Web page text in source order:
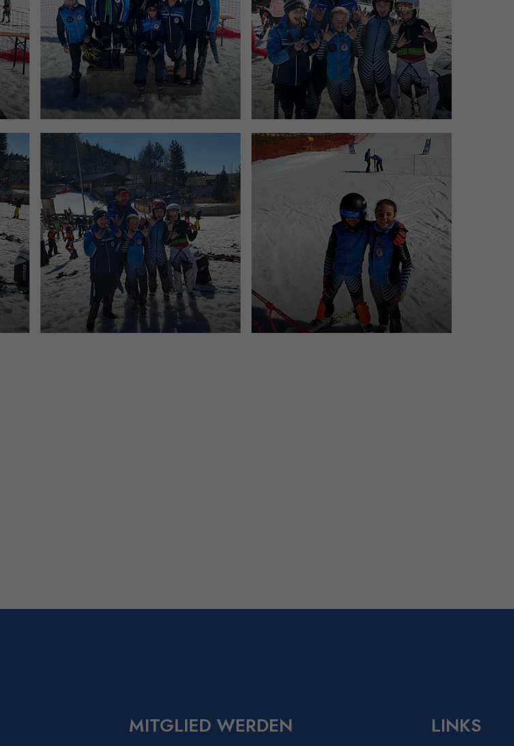
MITGLIED WERDEN LINKS